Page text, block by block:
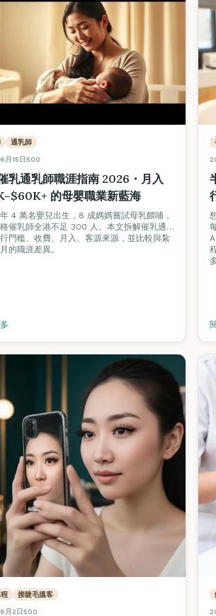
通乳師
月15日500
乳通乳師職涯指南 2026・月入
的母嬰職業新藍海
4 萬名嬰兒出生，8 成媽媽嘗試母乳餵哺，
催乳師全港不足 300 人。本文拆解催乳通
門檻、收費、月入、客源來源，並比較與紮
的職涯差異。
接睫毛搵客
月2日500